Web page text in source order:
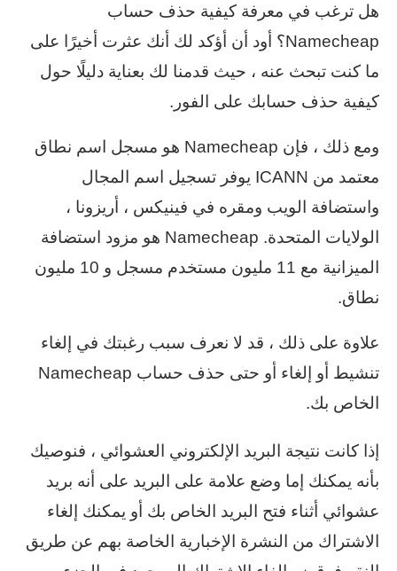
هل ترغب في معرفة كيفية حذف حساب
Namecheap؟ أود أن أؤكد لك أنك عثرت أخيرًا على
ما كنت تبحث عنه ، حيث قدمنا لك بعناية دليلًا حول
كيفية حذف حسابك على الفور.
ومع ذلك ، فإن Namecheap هو مسجل اسم نطاق
معتمد من ICANN يوفر تسجيل اسم المجال
واستضافة الويب ومقره في فينيكس ، أريزونا ،
الولايات المتحدة. Namecheap هو مزود استضافة
الميزانية مع 11 مليون مستخدم مسجل و 10 مليون
نطاق.
علاوة على ذلك ، قد لا نعرف سبب رغبتك في إلغاء
تنشيط أو إلغاء أو حتى حذف حساب Namecheap
الخاص بك.
إذا كانت نتيجة البريد الإلكتروني العشوائي ، فنوصيك
بأنه يمكنك إما وضع علامة على البريد على أنه بريد
عشوائي أثناء فتح البريد الخاص بك أو يمكنك إلغاء
الاشتراك من النشرة الإخبارية الخاصة بهم عن طريق